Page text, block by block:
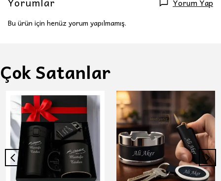
Bu ürün için henüz yorum yapılmamış.
Çok Satanlar